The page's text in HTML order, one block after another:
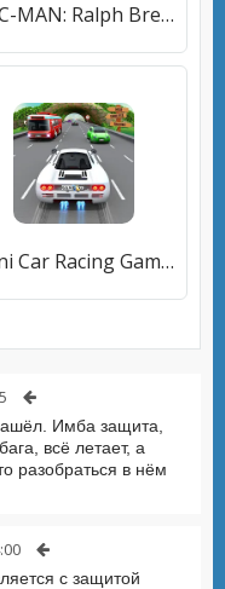
PAC-MAN: Ralph Breaks the Maze
Mini Car Racing Game Legends
Имба защита,
всё летает, а
разобраться в нём
с защитой